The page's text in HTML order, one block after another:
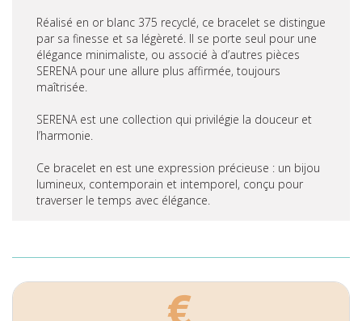
Réalisé en or blanc 375 recyclé, ce bracelet se distingue
par sa finesse et sa légèreté. Il se porte seul pour une
élégance minimaliste, ou associé à d’autres pièces
SERENA pour une allure plus affirmée, toujours
maîtrisée.
SERENA est une collection qui privilégie la douceur et
l’harmonie.
Ce bracelet en est une expression précieuse : un bijou
lumineux, contemporain et intemporel, conçu pour
traverser le temps avec élégance.